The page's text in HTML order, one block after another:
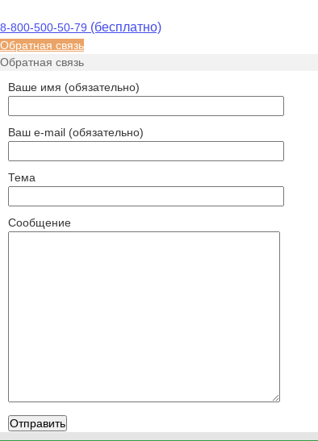
8-800-500-50-79 (бесплатно)
Обратная связь
Обратная связь
Ваше имя (обязательно)
Ваш e-mail (обязательно)
Тема
Сообщение